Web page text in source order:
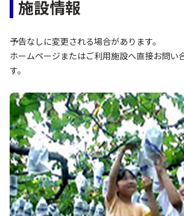
施設情報
予告なしに変更される場合があります。
ホームページまたはご利用施設へ直接お問い
す。